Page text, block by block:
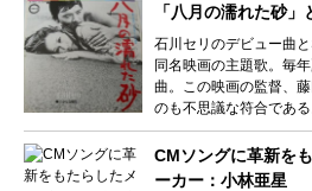
「八月の濡れた砂」
石川セリのデビュー曲
同名映画の主題歌。毎
曲。この映画の監督、
のも不思議な符合である
CMソングに革新を
ーカー：小林亜星